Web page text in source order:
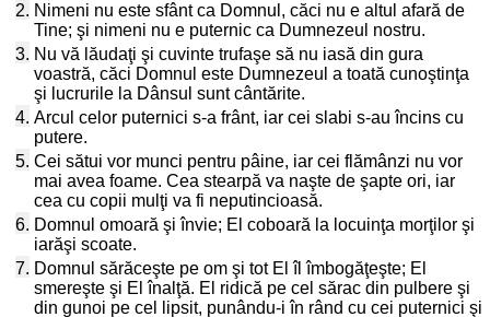
2. Nimeni nu este sfânt ca Domnul, căci nu e altul afară de
Tine; şi nimeni nu e puternic ca Dumnezeul nostru.
3. Nu vă lăudaţi şi cuvinte trufaşe să nu iasă din gura
voastră, căci Domnul este Dumnezeul a toată cunoştinţa
şi lucrurile la Dânsul sunt cântărite.
4. Arcul celor puternici s-a frânt, iar cei slabi s-au încins cu
putere.
5. Cei sătui vor munci pentru pâine, iar cei flămânzi nu vor
mai avea foame. Cea stearpă va naşte de şapte ori, iar
cea cu copii mulţi va fi neputincioasă.
6. Domnul omoară şi învie; El coboară la locuinţa morţilor şi
iarăşi scoate.
7. Domnul sărăceşte pe om şi tot El îl îmbogăţeşte; El
smereşte şi El înalţă. El ridică pe cel sărac din pulbere şi
din gunoi pe cel lipsit, punându-i în rând cu cei puternici şi